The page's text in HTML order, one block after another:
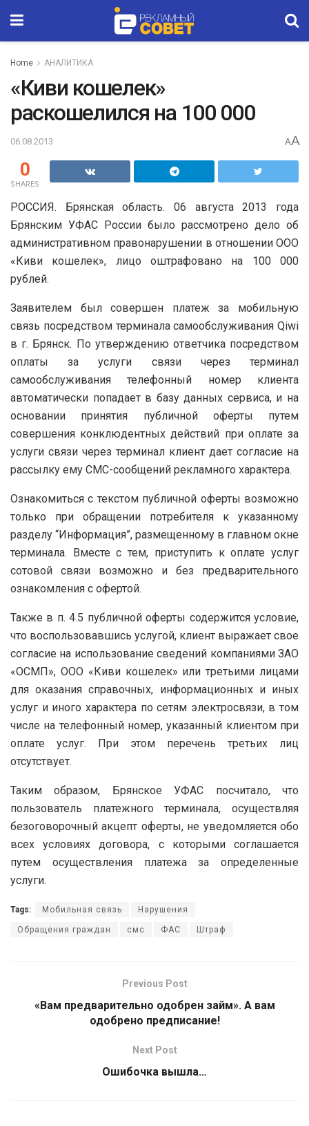
Home АНАЛИТИКА
«Киви кошелек»
раскошелился на 100 000
06.08.2013 AA
0
SHARES
РОССИЯ. Брянская область. 06 августа 2013 года
Брянским УФАС России было рассмотрено дело об
административном правонарушении в отношении ООО
«Киви кошелек», лицо оштрафовано на 100 000
рублей.
Заявителем был совершен платеж за мобильную
связь посредством терминала самообслуживания Qiwi
в г. Брянск. По утверждению ответчика посредством
оплаты за услуги связи через терминал
самообслуживания телефонный номер клиента
автоматически попадает в базу данных сервиса, и на
основании принятия публичной оферты путем
совершения конклюдентных действий при оплате за
услуги связи через терминал клиент дает согласие на
рассылку ему СМС-сообщений рекламного характера.
Ознакомиться с текстом публичной оферты возможно
только при обращении потребителя к указанному
разделу “Информация”, размещенному в главном окне
терминала. Вместе с тем, приступить к оплате услуг
сотовой связи возможно и без предварительного
ознакомления с офертой.
Также в п. 4.5 публичной оферты содержится условие,
что воспользовавшись услугой, клиент выражает свое
согласие на использование сведений компаниями ЗАО
«ОСМП», ООО «Киви кошелек» или третьими лицами
для оказания справочных, информационных и иных
услуг и иного характера по сетям электросвязи, в том
числе на телефонный номер, указанный клиентом при
оплате услуг. При этом перечень третьих лиц
отсутствует.
Таким образом, Брянское УФАС посчитало, что
пользователь платежного терминала, осуществляя
безоговорочный акцепт оферты, не уведомляется обо
всех условиях договора, с которыми соглашается
путем осуществления платежа за определенные
услуги.
Tags: Мобильная связь Нарушения
Обращения граждан смс ФАС Штраф
Previous Post
«Вам предварительно одобрен займ». А вам
одобрено предписание!
Next Post
Ошибочка вышла…